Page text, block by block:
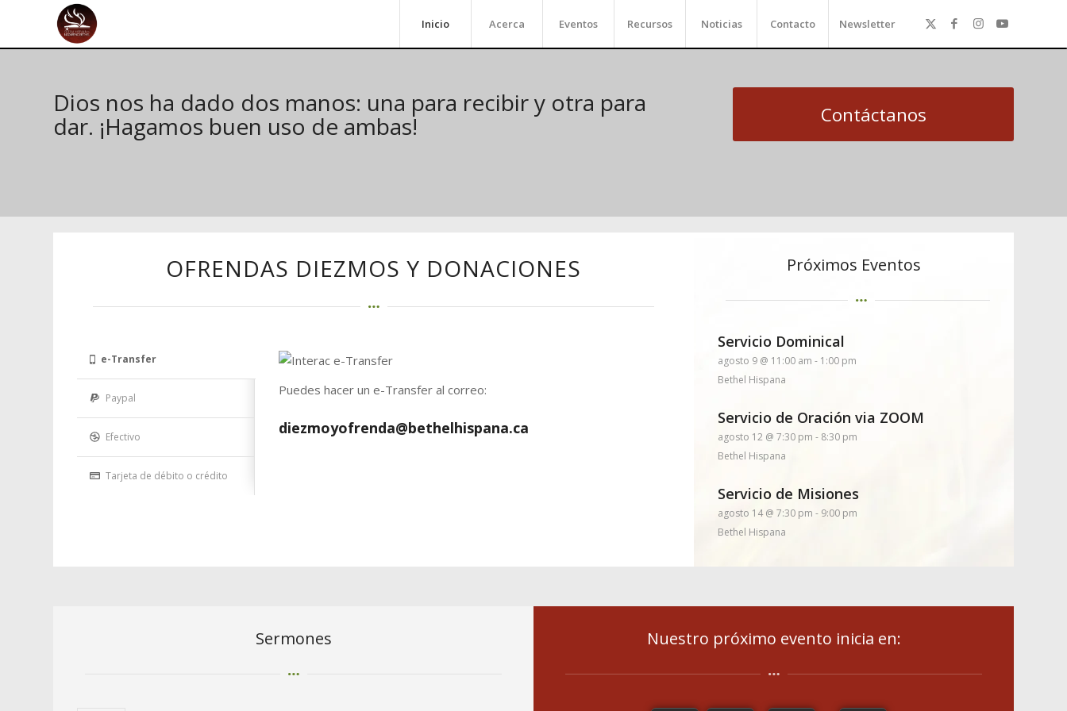
Inicio Acerca Eventos Recursos Noticias Contacto Newsletter
Dios nos ha dado dos manos: una para recibir y otra para
dar. ¡Hagamos buen uso de ambas! Contáctanos
OFRENDAS DIEZMOS Y DONACIONES
e-Transfer
Paypal
Efectivo
Tarjeta de débito o crédito
Puedes hacer un e-Transfer al correo:
diezmoyofrenda@bethelhispana.ca
Próximos Eventos
Servicio Dominical
agosto 9 @ 11:00 am - 1:00 pm
Bethel Hispana
Servicio de Oración via ZOOM
agosto 12 @ 7:30 pm - 8:30 pm
Bethel Hispana
Servicio de Misiones
agosto 14 @ 7:30 pm - 9:00 pm
Bethel Hispana
Sermones Nuestro próximo evento inicia en: